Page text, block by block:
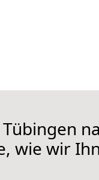
wie wir